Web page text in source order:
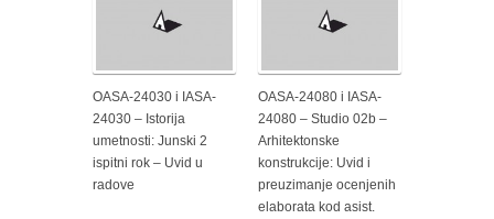
OASA-24030 i IASA-
24030 – Istorija
umetnosti: Junski 2
ispitni rok – Uvid u
radove
OASA-24080 i IASA-
24080 – Studio 02b –
Arhitektonske
konstrukcije: Uvid i
preuzimanje ocenjenih
elaborata kod asist.